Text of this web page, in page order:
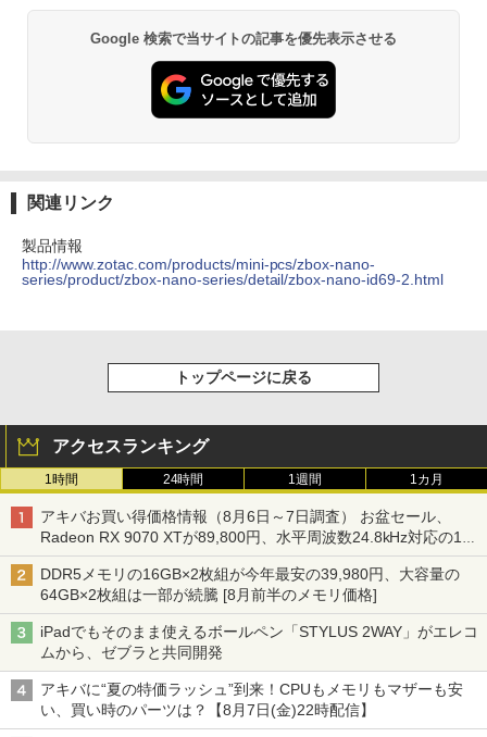
Google 検索で当サイトの記事を優先表示させる
関連リンク
製品情報
http://www.zotac.com/products/mini-pcs/zbox-nano-
series/product/zbox-nano-series/detail/zbox-nano-id69-2.html
トップページに戻る
アクセスランキング
1時間 24時間 1週間 1カ月
アキバお買い得価格情報（8月6日～7日調査） お盆セール、
Radeon RX 9070 XTが89,800円、水平周波数24.8kHz対応の17
型モニターが9,801円、暑さ指数連動セール ほか
DDR5メモリの16GB×2枚組が今年最安の39,980円、大容量の
64GB×2枚組は一部が続騰 [8月前半のメモリ価格]
iPadでもそのまま使えるボールペン「STYLUS 2WAY」がエレコ
ムから、ゼブラと共同開発
アキバに“夏の特価ラッシュ”到来！CPUもメモリもマザーも安
い、買い時のパーツは？【8月7日(金)22時配信】